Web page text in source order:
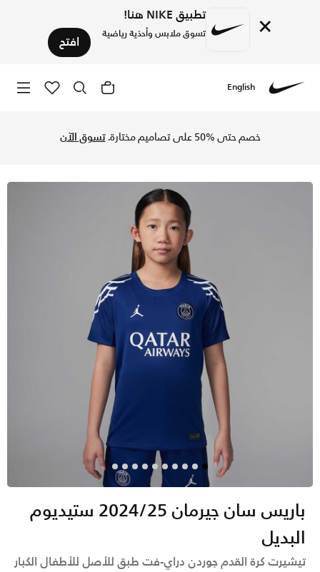
× تطبيق NIKE هنا!
تسوق ملابس وأحذية رياضية افتح
English
خصم حتى %50 على تصاميم مختارة. تسوق الآن
باريس سان جيرمان 2024/25 ستيديوم
البديل
تيشيرت كرة القدم جوردن دراي-فت طبق للأصل للأطفال الكبار